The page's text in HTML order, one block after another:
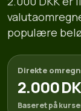
populære
Direkte
2.000
Baseret på